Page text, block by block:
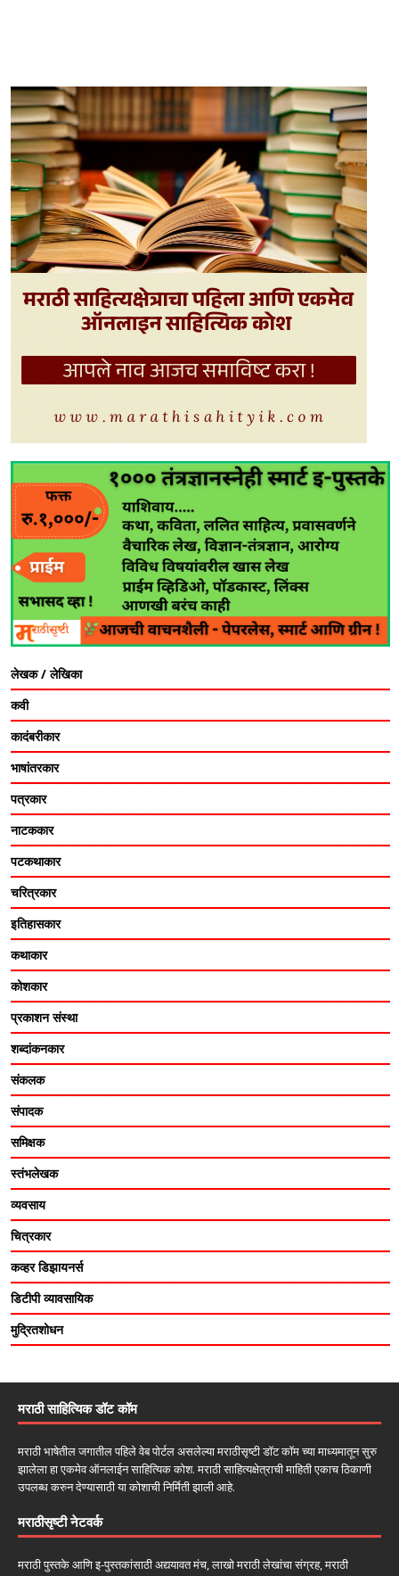
लेखक / लेखिका
कवी
कादंबरीकार
भाषांतरकार
पत्रकार
नाटककार
पटकथाकार
चरित्रकार
इतिहासकार
कथाकार
कोशकार
प्रकाशन संस्था
शब्दांकनकार
संकलक
संपादक
समिक्षक
स्तंभलेखक
व्यवसाय
चित्रकार
कव्हर डिझायनर्स
डिटीपी व्यावसायिक
मुद्रितशोधन
मराठी साहित्यिक डॉट कॉम
मराठी भाषेतील जगातील पहिले वेब पोर्टल असलेल्या मराठीसृष्टी डॉट कॉम च्या माध्यमातून सुरु
झालेला हा एकमेव ऑनलाईन साहित्यिक कोश. मराठी साहित्यक्षेत्राची माहिती एकाच ठिकाणी
उपलब्ध करुन देण्यासाठी या कोशाची निर्मिती झाली आहे.
मराठीसृष्टी नेटवर्क
मराठी पुस्तके आणि इ-पुस्तकांसाठी अद्ययावत मंच, लाखो मराठी लेखांचा संग्रह, मराठी